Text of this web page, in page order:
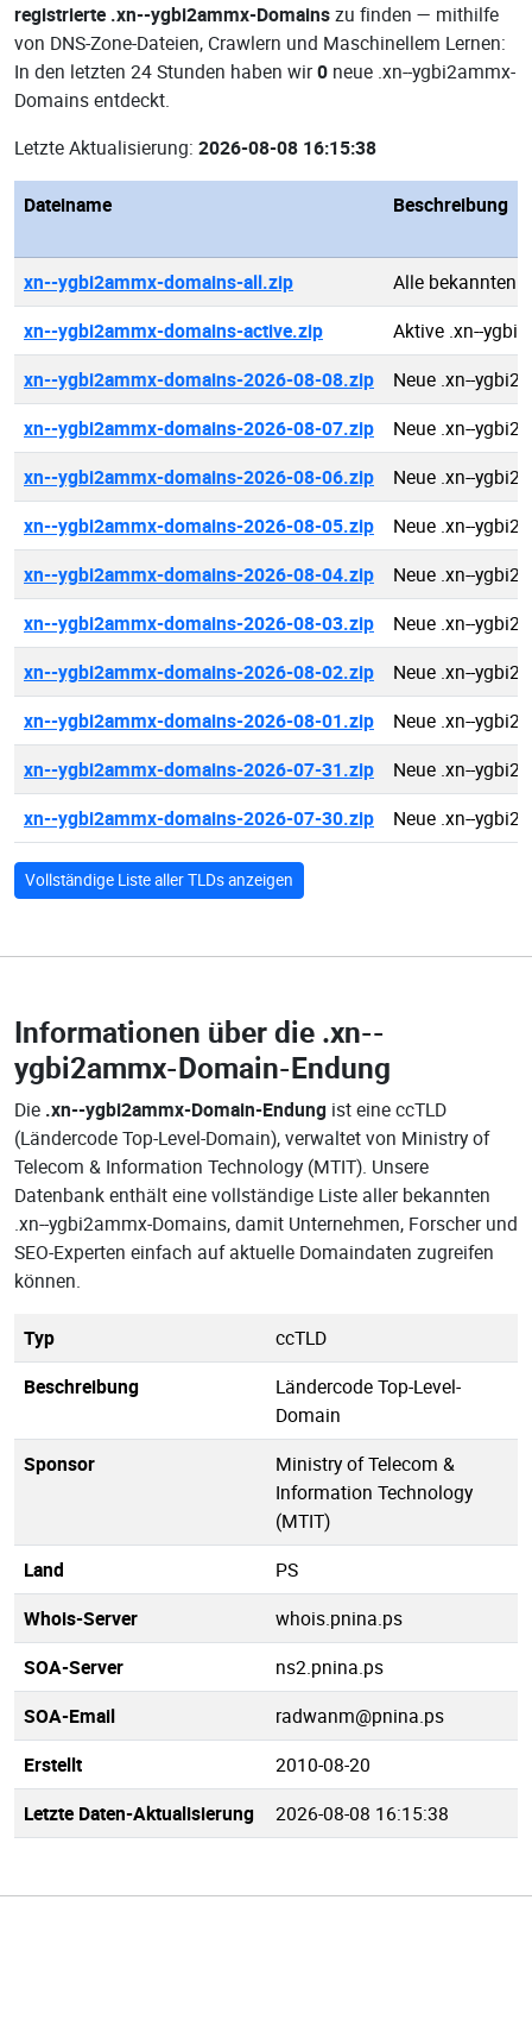
registrierte .xn--ygbi2ammx-Domainszu finden — mithilfe
von DNS-Zone-Dateien, Crawlern und Maschinellem Lernen:
In den letzten 24 Stunden haben wir0 neue .xn--ygbi2ammx-
Domains entdeckt.
Letzte Aktualisierung: 2026-08-08 16:15:38
Dateiname Beschreibung
xn--ygbi2ammx-domains-all.zip
Alle bekannten
xn--ygbi2ammx-domains-active.zip
Aktive .xn--
xn--ygbi2ammx-domains-2026-08-08.zip
Neue .xn--
xn--ygbi2ammx-domains-2026-08-07.zip
Neue .xn--
xn--ygbi2ammx-domains-2026-08-06.zip
Neue .xn--
xn--ygbi2ammx-domains-2026-08-05.zip
Neue .xn--
xn--ygbi2ammx-domains-2026-08-04.zip
Neue .xn--
xn--ygbi2ammx-domains-2026-08-03.zip
Neue .xn--
xn--ygbi2ammx-domains-2026-08-02.zip
Neue .xn--
xn--ygbi2ammx-domains-2026-08-01.zip
Neue .xn--
xn--ygbi2ammx-domains-2026-07-31.zip
Neue .xn--
xn--ygbi2ammx-domains-2026-07-30.zip
Neue .xn--
Vollständige Liste aller TLDs anzeigen
Informationen über die .xn--
ygbi2ammx-Domain-Endung
Die .xn--ygbi2ammx-Domain-Endung ist eine ccTLD
(Ländercode Top-Level-Domain), verwaltet von Ministry of
Telecom & Information Technology (MTIT). Unsere
Datenbank enthält eine vollständige Liste aller bekannten
.xn--ygbi2ammx-Domains, damit Unternehmen, Forscher und
SEO-Experten einfach auf aktuelle Domaindaten zugreifen
können.
Typ
ccTLD
Beschreibung
Ländercode Top-Level-
Domain
Sponsor
Ministry of Telecom &
Information Technology
(MTIT)
Land
PS
Whois-Server
whois.pnina.ps
SOA-Server
ns2.pnina.ps
SOA-Email
radwanm@pnina.ps
Erstellt
2010-08-20
Letzte Daten-Aktualisierung
2026-08-08 16:15:38